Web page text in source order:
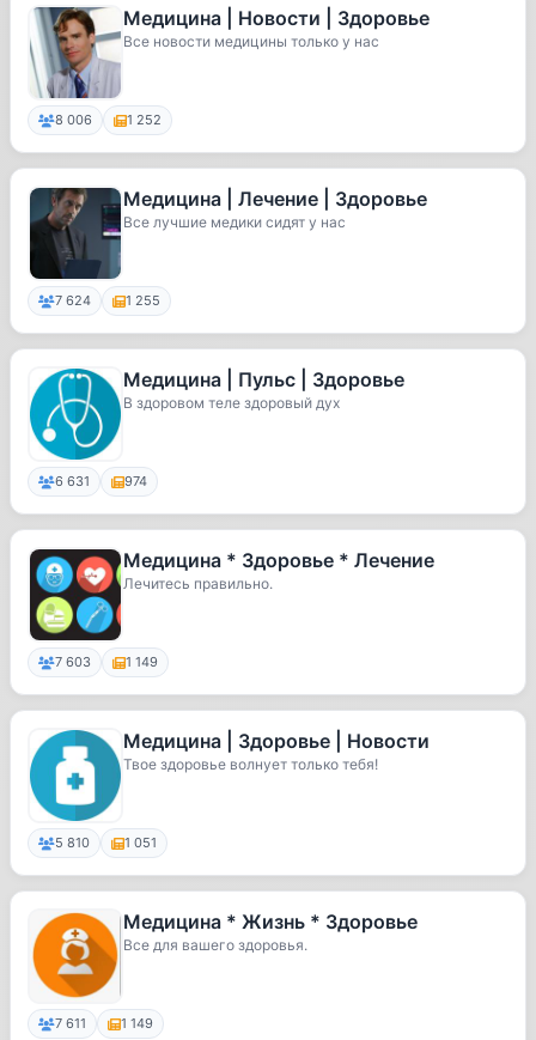
Медицина | Новости | Здоровье
Все новости медицины только у нас
8 006 1 252
Медицина | Лечение | Здоровье
Все лучшие медики сидят у нас
7 624 1 255
Медицина | Пульс | Здоровье
В здоровом теле здоровый дух
6 631 974
Медицина * Здоровье * Лечение
Лечитесь правильно.
7 603 1 149
Медицина | Здоровье | Новости
Твое здоровье волнует только тебя!
5 810 1 051
Медицина * Жизнь * Здоровье
Все для вашего здоровья.
7 611 1 149